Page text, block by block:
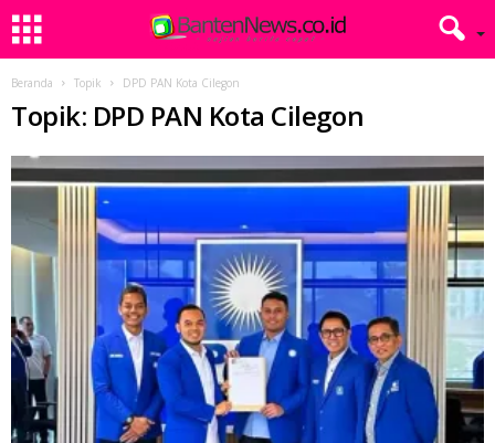
Beranda Topik DPD PAN Kota Cilegon
Topik: DPD PAN Kota Cilegon